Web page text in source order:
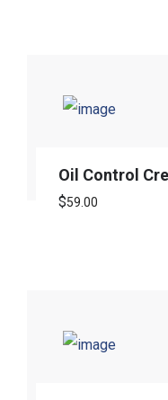
Oil Control
$59.00